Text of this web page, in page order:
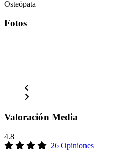
Osteópata
Fotos
Valoración Media
4.8
26 Opiniones